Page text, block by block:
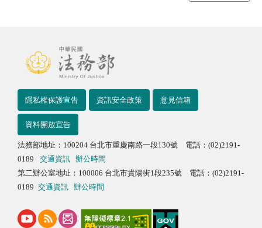
隱私權保護宣告 資訊安全政策 意見信箱
資料開放宣告
法務部地址：100204 台北市重慶南路一段130號 電話：(02)2191-
0189
交通資訊
辦公時間
第二辦公室地址：100006 台北市貴陽街1段235號 電話：(02)2191-
0189 交通資訊 辦公時間